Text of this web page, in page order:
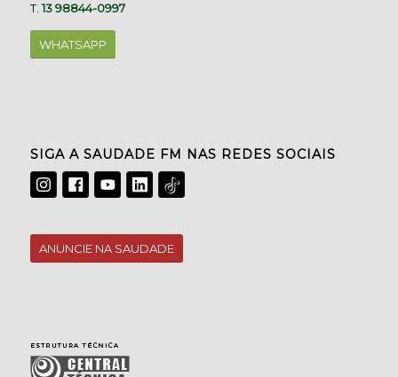
T.13 98844-0997
WHATSAPP
SIGA A SAUDADE FM NAS REDES SOCIAIS
ANUNCIE NA SAUDADE